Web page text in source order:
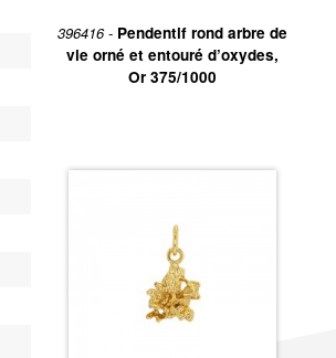
396416 - Pendentif rond arbre de
vie orné et entouré d’oxydes,
Or 375/1000